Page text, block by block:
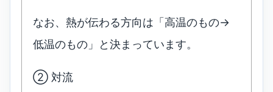
なお、熱が伝わる方向は「高温のもの→
低温のもの」と決まっています。
② 対流